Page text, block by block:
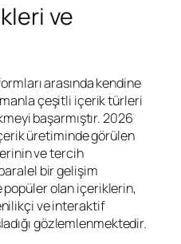
ve
arasında kendine
çeşitli içerik türleri
başarmıştır. 2026
üretiminde görülen
ve tercih
bir gelişim
olan içeriklerin,
ve interaktif
gözlemlenmektedir.